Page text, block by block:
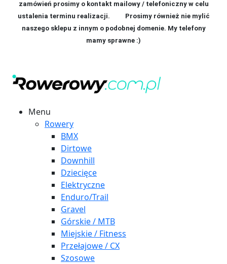
zamówień prosimy o kontakt mailowy / telefoniczny w celu
ustalenia terminu realizacji. Prosimy również nie mylić
naszego sklepu z innym o podobnej domenie. My telefony
mamy sprawne :)
Menu
Rowery
BMX
Dirtowe
Downhill
Dziecięce
Elektryczne
Enduro/Trail
Gravel
Górskie / MTB
Miejskie / Fitness
Przełajowe / CX
Szosowe